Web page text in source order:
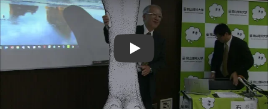
Play